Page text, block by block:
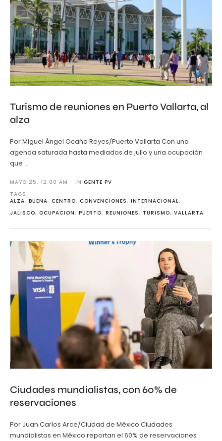
Turismo de reuniones en Puerto Vallarta, al
alza
Por Miguel Ángel Ocaña Reyes/Puerto Vallarta Con una
agenda saturada hasta mediados de julio y una ocupación
que …
MAYO 25, 12:00 AM IN GENTE PV
TAGS:
ALZA, BUENA, CENTRO, CONVENCIONES, INTERNACIONAL,
JALISCO, OCUPACION, PUERTO, REUNIONES, TURISMO, VALLARTA
Ciudades mundialistas, con 60% de
reservaciones
Por Juan Carlos Arce/Ciudad de México Ciudades
mundialistas en México reportan el 60% de reservaciones